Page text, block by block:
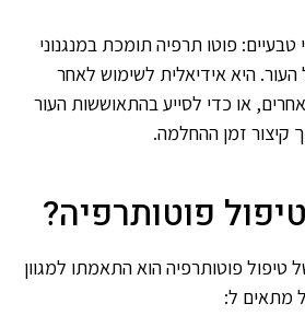
טבעיים: פוטו תרפיה תומכת במנגנוני
העור. היא אידיאלית לשימוש לאחר
או כדי לסייע בהתאוששות העור
קיצור זמן ההחלמה.
פוטותרפיה?
טיפול פוטותרפיה הוא התאמתו למגוון
מתאים ל: